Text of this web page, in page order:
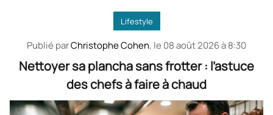
Lifestyle
Publié parChristophe Cohen, le 08 août 2026 à 8:30
Nettoyer sa plancha sans frotter : l’astuce
des chefs à faire à chaud